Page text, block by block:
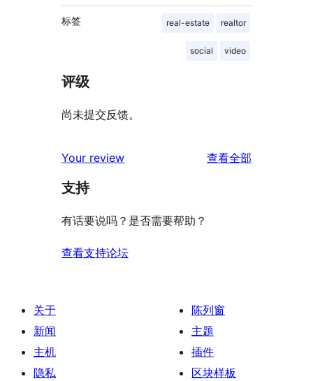
标签 real-estate realtor
social video
评级
尚未提交反馈。
Your review 查看全部
支持
有话要说吗？是否需要帮助？
查看支持论坛
关于
新闻
主机
隐私
陈列窗
主题
插件
区块样板